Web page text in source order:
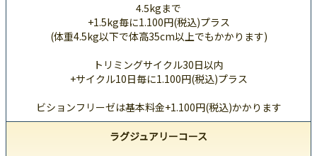
4.5kgまで
+1.5kg毎に1.100円(税込)プラス
(体重4.5kg以下で体高35cm以上でもかかります)
トリミングサイクル30日以内
+サイクル10日毎に1.100円(税込)プラス
ビションフリーゼは基本料金+1.100円(税込)かかります
ラグジュアリーコース